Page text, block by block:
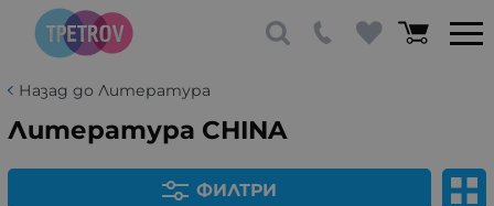
Назад до Литература
Литература CHINA
ФИЛТРИ